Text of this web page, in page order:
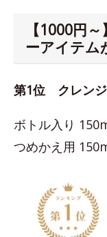
【1000円
ーアイテム
第1位 クレン
ボトル入り
つめかえ用